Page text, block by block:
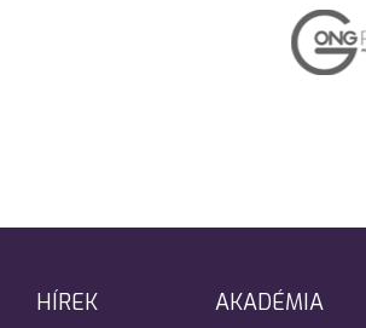
HÍREK AKADÉMIA